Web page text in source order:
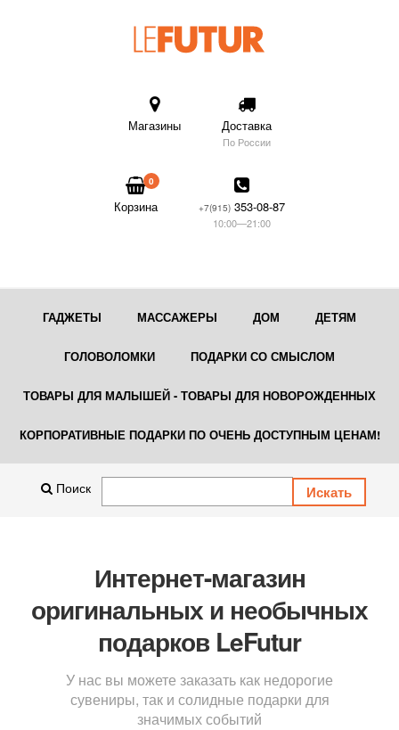
Магазины Доставка
По России
0
Корзина +7(915) 353-08-87
10:00—21:00
ГАДЖЕТЫ МАССАЖЕРЫ ДОМ ДЕТЯМ
ГОЛОВОЛОМКИ ПОДАРКИ СО СМЫСЛОМ
ТОВАРЫ ДЛЯ МАЛЫШЕЙ - ТОВАРЫ ДЛЯ НОВОРОЖДЕННЫХ
КОРПОРАТИВНЫЕ ПОДАРКИ ПО ОЧЕНЬ ДОСТУПНЫМ ЦЕНАМ!
Поиск
Интернет-магазин
оригинальных и необычных
подарков LeFutur
У нас вы можете заказать как недорогие
сувениры, так и солидные подарки для
значимых событий